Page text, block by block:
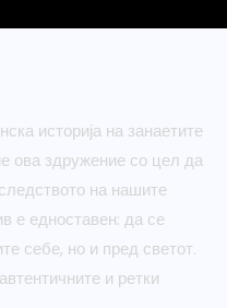
историја на занаетите
ова здружение со цел да
на нашите
е едноставен: да се
себе, но и пред светот.
и ретки